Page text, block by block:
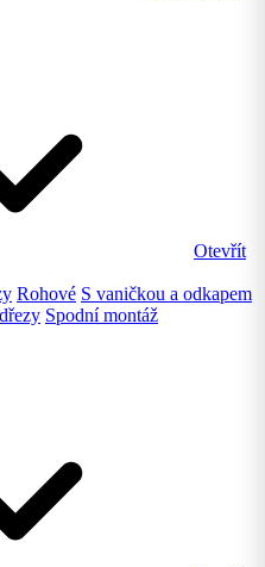
Otevřít
Rohové S vaničkou a odkapem
Spodní montáž